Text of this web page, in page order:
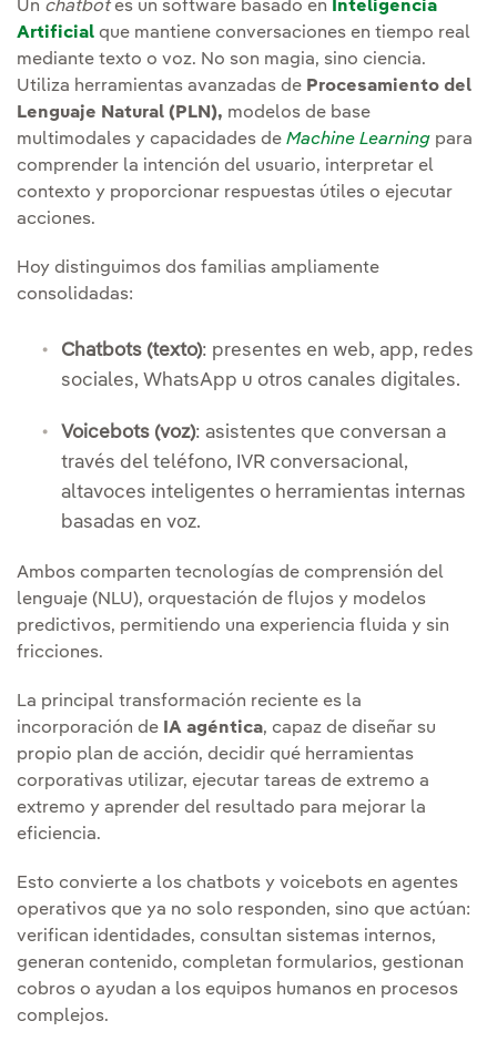
Un chatbotes un software basado en
Inteligencia
Artificial que mantiene conversaciones en tiempo real
mediante texto o voz. No son magia, sino ciencia.
Utiliza herramientas avanzadas de Procesamiento del
Lenguaje Natural (PLN), modelos de base
multimodales y capacidades de Machine Learning para
comprender la intención del usuario, interpretar el
contexto y proporcionar respuestas útiles o ejecutar
acciones.
Hoy distinguimos dos familias ampliamente
consolidadas:
Chatbots (texto): presentes en web, app, redes
sociales, WhatsApp u otros canales digitales.
Voicebots (voz): asistentes que conversan a
través del teléfono, IVR conversacional,
altavoces inteligentes o herramientas internas
basadas en voz.
Ambos comparten tecnologías de comprensión del
lenguaje (NLU), orquestación de flujos y modelos
predictivos, permitiendo una experiencia fluida y sin
fricciones.
La principal transformación reciente es la
incorporación de IA agéntica, capaz de diseñar su
propio plan de acción, decidir qué herramientas
corporativas utilizar, ejecutar tareas de extremo a
extremo y aprender del resultado para mejorar la
eficiencia.
Esto convierte a los chatbots y voicebots en agentes
operativos que ya no solo responden, sino que actúan:
verifican identidades, consultan sistemas internos,
generan contenido, completan formularios, gestionan
cobros o ayudan a los equipos humanos en procesos
complejos.